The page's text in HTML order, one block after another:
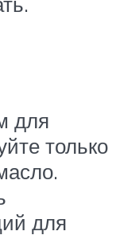
для
только
для